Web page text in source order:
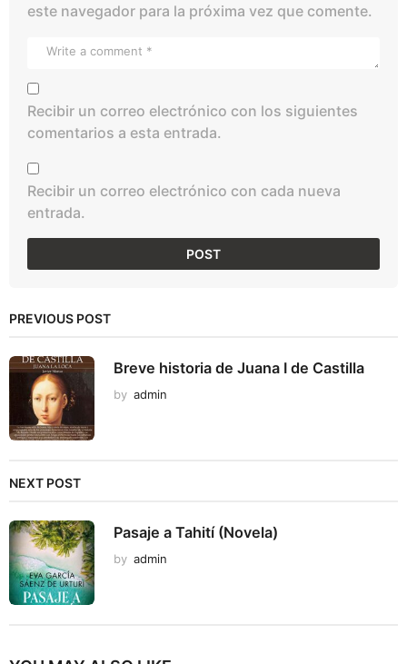
este navegador para la próxima vez que comente.
Recibir un correo electrónico con los siguientes
comentarios a esta entrada.
Recibir un correo electrónico con cada nueva
entrada.
PREVIOUS POST
Breve historia de Juana I de Castilla
by admin
NEXT POST
Pasaje a Tahití (Novela)
by admin